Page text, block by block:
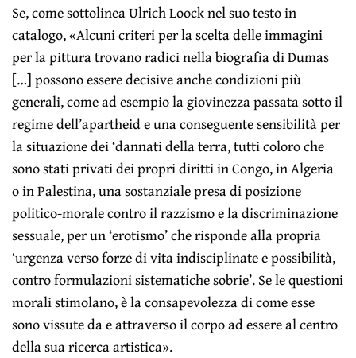
Se, come sottolinea Ulrich Loock nel suo testo in
catalogo, «Alcuni criteri per la scelta delle immagini
per la pittura trovano radici nella biografia di Dumas
[…] possono essere decisive anche condizioni più
generali, come ad esempio la giovinezza passata sotto il
regime dell’apartheid e una conseguente sensibilità per
la situazione dei ‘dannati della terra, tutti coloro che
sono stati privati dei propri diritti in Congo, in Algeria
o in Palestina, una sostanziale presa di posizione
politico-morale contro il razzismo e la discriminazione
sessuale, per un ‘erotismo’ che risponde alla propria
‘urgenza verso forze di vita indisciplinate e possibilità,
contro formulazioni sistematiche sobrie’. Se le questioni
morali stimolano, è la consapevolezza di come esse
sono vissute da e attraverso il corpo ad essere al centro
della sua ricerca artistica».